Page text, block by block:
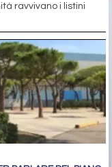
ravvivano i listini